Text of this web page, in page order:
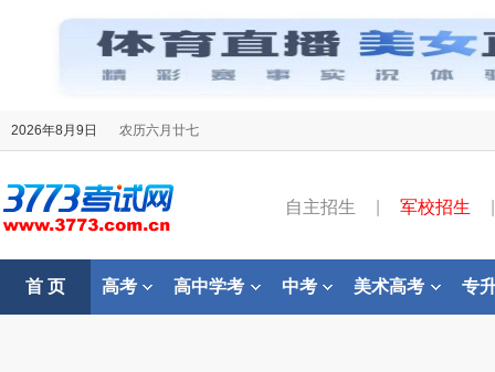
2026年8月9日 农历六月廿七
自主招生 军校招生
首 页 高考 高中学考 中考 美术高考 专